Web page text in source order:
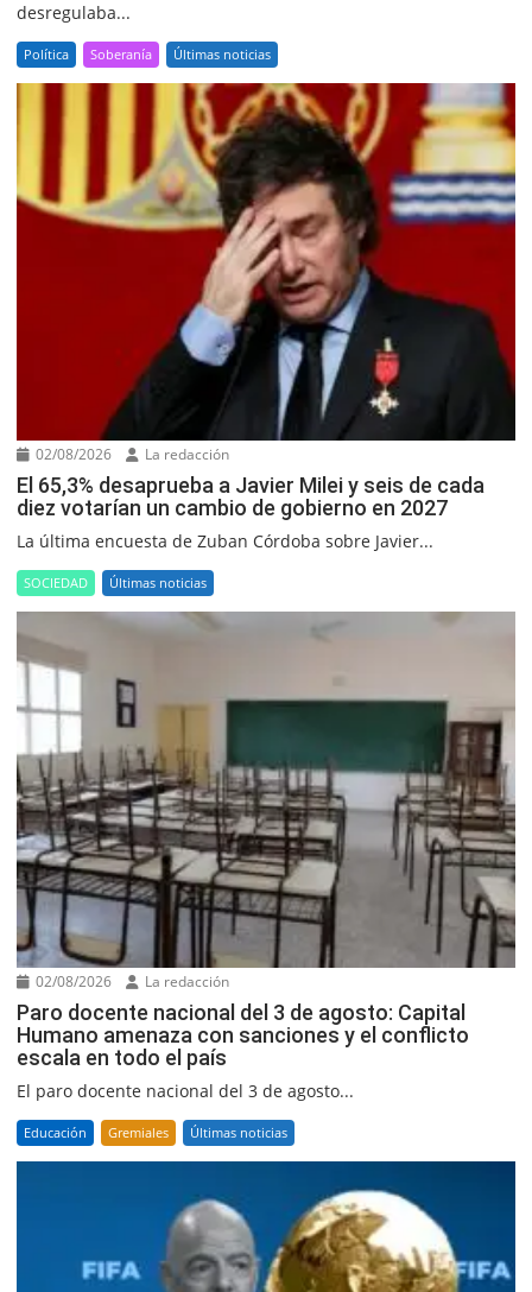
desregulaba...
Política Soberanía Últimas noticias
02/08/2026 La redacción
El 65,3% desaprueba a Javier Milei y seis de cada
diez votarían un cambio de gobierno en 2027
La última encuesta de Zuban Córdoba sobre Javier...
SOCIEDAD Últimas noticias
02/08/2026 La redacción
Paro docente nacional del 3 de agosto: Capital
Humano amenaza con sanciones y el conflicto
escala en todo el país
El paro docente nacional del 3 de agosto...
Educación Gremiales Últimas noticias